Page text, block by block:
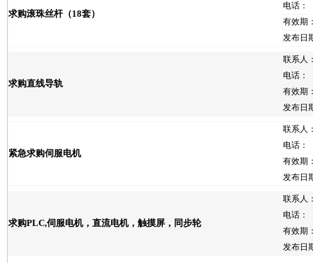
求购滚珠丝杆（18套）
电话：
有效期
发布日
求购直线导轨
联系人
电话：
有效期
发布日
紧急求购伺服电机
联系人
电话：
有效期
发布日
求购PLC,伺服电机，直流电机，触摸屏，同步轮
联系人
电话：
有效期
发布日